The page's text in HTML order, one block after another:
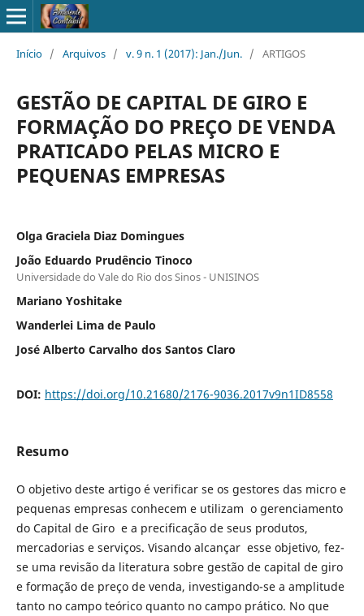
Início / Arquivos / v. 9 n. 1 (2017): Jan./Jun. / ARTIGOS
GESTÃO DE CAPITAL DE GIRO E
FORMAÇÃO DO PREÇO DE VENDA
PRATICADO PELAS MICRO E
PEQUENAS EMPRESAS
Olga Graciela Diaz Domingues
João Eduardo Prudêncio Tinoco
Universidade do Vale do Rio dos Sinos - UNISINOS
Mariano Yoshitake
Wanderlei Lima de Paulo
José Alberto Carvalho dos Santos Claro
DOI: https://doi.org/10.21680/2176-9036.2017v9n1ID8558
Resumo
O objetivo deste artigo é verificar se os gestores das micro e
pequenas empresas conhecem e utilizam o gerenciamento
do Capital de Giro e a precificação de seus produtos,
mercadorias e serviços. Visando alcançar esse objetivo, fez-
se uma revisão da literatura sobre gestão de capital de giro
e formação de preço de venda, investigando-se a amplitude
tanto no campo teórico quanto no campo prático. No que